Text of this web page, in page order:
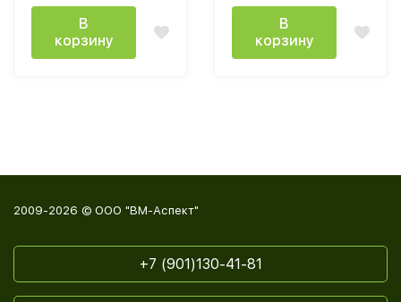
MF03
В
корзину
F26
В
корзину
2009-2026 © ООО "ВМ-Аспект"
+7 (901)130-41-81